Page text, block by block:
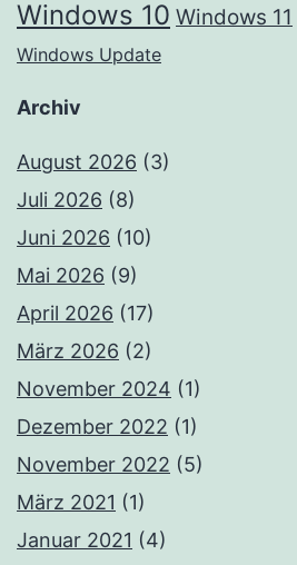
Windows 10 Windows 11
Windows Update
Archiv
August 2026 (3)
Juli 2026 (8)
Juni 2026 (10)
Mai 2026 (9)
April 2026 (17)
März 2026 (2)
November 2024 (1)
Dezember 2022 (1)
November 2022 (5)
März 2021 (1)
Januar 2021 (4)